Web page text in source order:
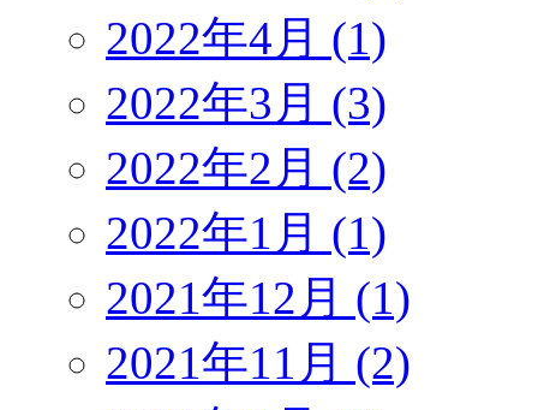
2022年4月 (1)
2022年3月 (3)
2022年2月 (2)
2022年1月 (1)
2021年12月 (1)
2021年11月 (2)